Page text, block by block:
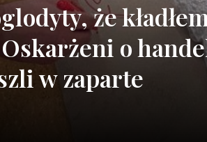
że
Oskarżeni o
w zaparte